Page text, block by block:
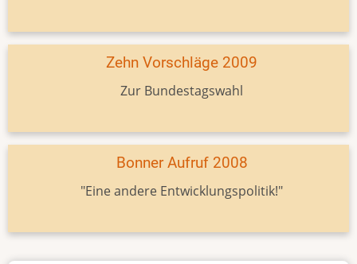
Zehn Vorschläge 2009
Zur Bundestagswahl
Bonner Aufruf 2008
"Eine andere Entwicklungspolitik!"